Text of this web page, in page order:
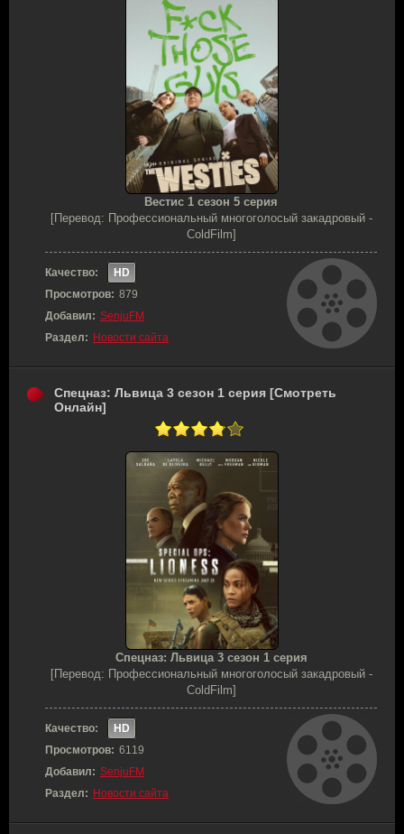
Вестис 1 сезон 5 серия
[Перевод: Профессиональный многоголосый закадровый -
ColdFilm]
Качество:
HD
Просмотров: 879
Добавил: SenjuFM
Раздел: Новости сайта
Спецназ: Львица 3 сезон 1 серия [Смотреть
Онлайн]
Спецназ: Львица 3 сезон 1 серия
[Перевод: Профессиональный многоголосый закадровый -
ColdFilm]
Качество:
HD
Просмотров: 6119
Добавил: SenjuFM
Раздел: Новости сайта